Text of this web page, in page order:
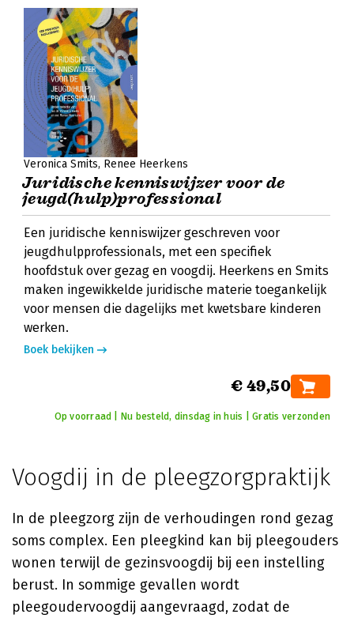
Veronica Smits Renee Heerkens
Juridische kenniswijzer voor de
jeugd(hulp)professional
Een juridische kenniswijzer geschreven voor
jeugdhulpprofessionals, met een specifiek
hoofdstuk over gezag en voogdij. Heerkens en Smits
maken ingewikkelde juridische materie toegankelijk
voor mensen die dagelijks met kwetsbare kinderen
werken.
Boek bekijken
€ 49,50
Op voorraad | Nu besteld, dinsdag in huis | Gratis verzonden
Voogdij in de pleegzorgpraktijk
In de pleegzorg zijn de verhoudingen rond gezag
soms complex. Een pleegkind kan bij pleegouders
wonen terwijl de gezinsvoogdij bij een instelling
berust. In sommige gevallen wordt
pleegoudervoogdij aangevraagd, zodat de